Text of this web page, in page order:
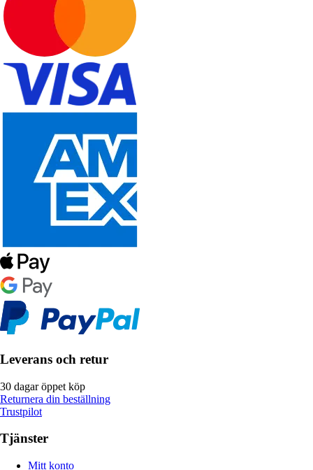
Leverans och retur
30 dagar öppet köp
Returnera din beställning
Trustpilot
Tjänster
Mitt konto